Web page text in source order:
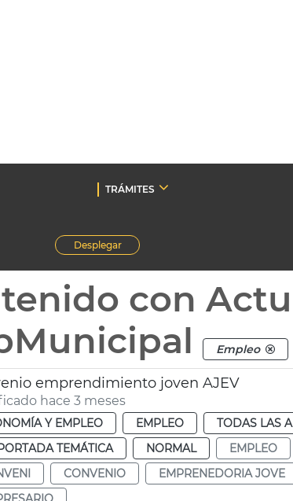
TRÁMITES
Desplegar
con
Empleo
emprendimiento joven AJEV
hace 3 meses
Y EMPLEO EMPLEO TODAS LAS
TEMÁTICA
NORMAL EMPLEO
CONVENIO EMPRENEDORIA JOVE